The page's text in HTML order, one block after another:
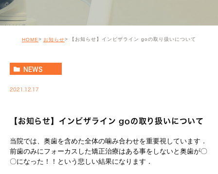
HOME お知らせ 【お知らせ】インビザライン goの取り扱いについて
NEWS
2021.12.17
【お知らせ】インビザライン goの取り扱いについて
当院では、奥歯を含めた全体の噛み合わせを重要視しています．
前歯のみにフォーカスした矯正治療はある事をしないと奥歯が〇
〇になった！！という悲しい結果になります．